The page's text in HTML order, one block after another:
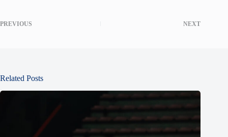
PREVIOUS NEXT
Related Posts